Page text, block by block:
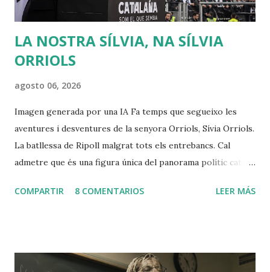
debería releer a Rousseau, sobr...
LA NOSTRA SÍLVIA, NA SÍLVIA
ORRIOLS
agosto 06, 2026
Imagen generada por una IA Fa temps que segueixo les
aventures i desventures de la senyora Orriols, Sívia Orriols.
La batllessa de Ripoll malgrat tots els entrebancs. Cal
admetre que és una figura única del panorama polític català,
sistema, completament fora del relat oficial que
floritura poètica i per l'adjectiu inesperat. Parla amb un to
COMPARTIR 8 COMENTARIOS LEER MÁS